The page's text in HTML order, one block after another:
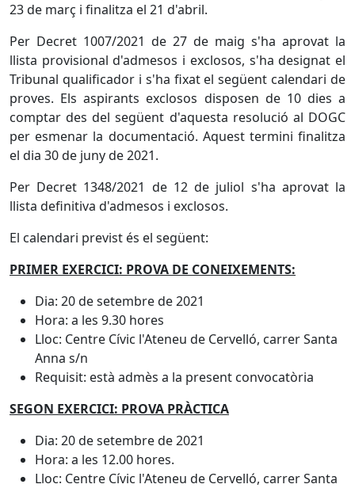
23 de març i finalitza el 21 d'abril.
Per Decret 1007/2021 de 27 de maig s'ha aprovat la
llista provisional d'admesos i exclosos, s'ha designat el
Tribunal qualificador i s'ha fixat el següent calendari de
proves. Els aspirants exclosos disposen de 10 dies a
comptar des del següent d'aquesta resolució al DOGC
per esmenar la documentació. Aquest termini finalitza
el dia 30 de juny de 2021.
Per Decret 1348/2021 de 12 de juliol s'ha aprovat la
llista definitiva d'admesos i exclosos.
El calendari previst és el següent:
PRIMER EXERCICI: PROVA DE CONEIXEMENTS:
Dia: 20 de setembre de 2021
Hora: a les 9.30 hores
Lloc: Centre Cívic l'Ateneu de Cervelló, carrer Santa
Anna s/n
Requisit: està admès a la present convocatòria
SEGON EXERCICI: PROVA PRÀCTICA
Dia: 20 de setembre de 2021
Hora: a les 12.00 hores.
Lloc: Centre Cívic l'Ateneu de Cervelló, carrer Santa